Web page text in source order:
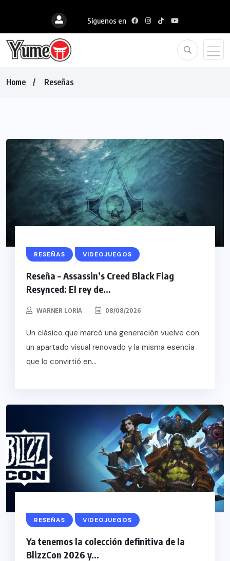
Síguenos en
Home Reseñas
RESEÑAS VIDEOJUEGOS
Reseña – Assassin’s Creed Black Flag
Resynced: El rey de...
WARNER LORÍA 08/08/2026
Un clásico que marcó una generación vuelve con
un apartado visual renovado y la misma esencia
que lo convirtió en...
RESEÑAS VIDEOJUEGOS
Ya tenemos la colección definitiva de la
BlizzCon 2026 y...